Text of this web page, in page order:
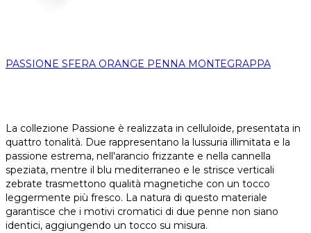
PASSIONE SFERA ORANGE PENNA MONTEGRAPPA
La collezione Passione è realizzata in celluloide, presentata in
quattro tonalità. Due rappresentano la lussuria illimitata e la
passione estrema, nell'arancio frizzante e nella cannella
speziata, mentre il blu mediterraneo e le strisce verticali
zebrate trasmettono qualità magnetiche con un tocco
leggermente più fresco. La natura di questo materiale
garantisce che i motivi cromatici di due penne non siano
identici, aggiungendo un tocco su misura.